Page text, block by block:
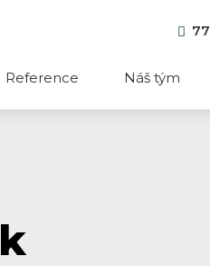
Reference Náš tým